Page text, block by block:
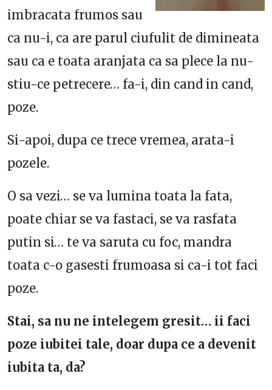
imbracata frumos sau
ca nu-i, ca are parul ciufulit de dimineata
sau ca e toata aranjata ca sa plece la nu-
stiu-ce petrecere… fa-i, din cand in cand,
poze.
Si-apoi, dupa ce trece vremea, arata-i
pozele.
O sa vezi… se va lumina toata la fata,
poate chiar se va fastaci, se va rasfata
putin si… te va saruta cu foc, mandra
toata c-o gasesti frumoasa si ca-i tot faci
poze.
Stai, sa nu ne intelegem gresit… ii faci
poze iubitei tale, doar dupa ce a devenit
iubita ta, da?